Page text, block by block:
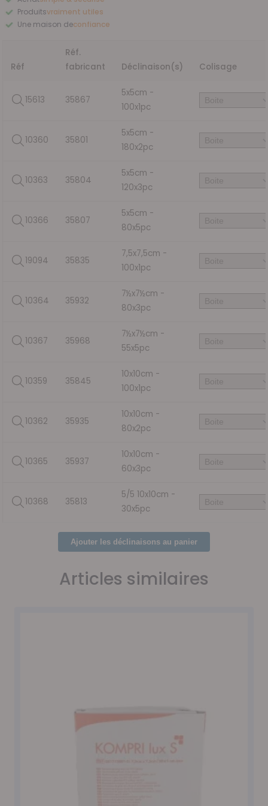
magasin.
Paiement en ligne ou en magasin. Vos données sont protégées.
Produitsvraiment utiles
Des solutions pensées pour le soin à domicile, la mobilité et le confort.
Une maison deconfiance
Réf
Réf.
fabricant
Déclinaison(s) Colisage
15613 35867
5x5cm -
100x1pc
10360 35801
5x5cm -
180x2pc
10363 35804
5x5cm -
120x3pc
10366 35807
5x5cm -
80x5pc
19094 35835
7,5x7,5cm -
100x1pc
10364 35932
7½x7½cm -
80x3pc
10367 35968
7½x7½cm -
55x5pc
10359 35845
10x10cm -
100x1pc
10362 35935
10x10cm -
80x2pc
10365 35937
10x10cm -
60x3pc
10368 35813
5/5 10x10cm -
30x5pc
Articles similaires